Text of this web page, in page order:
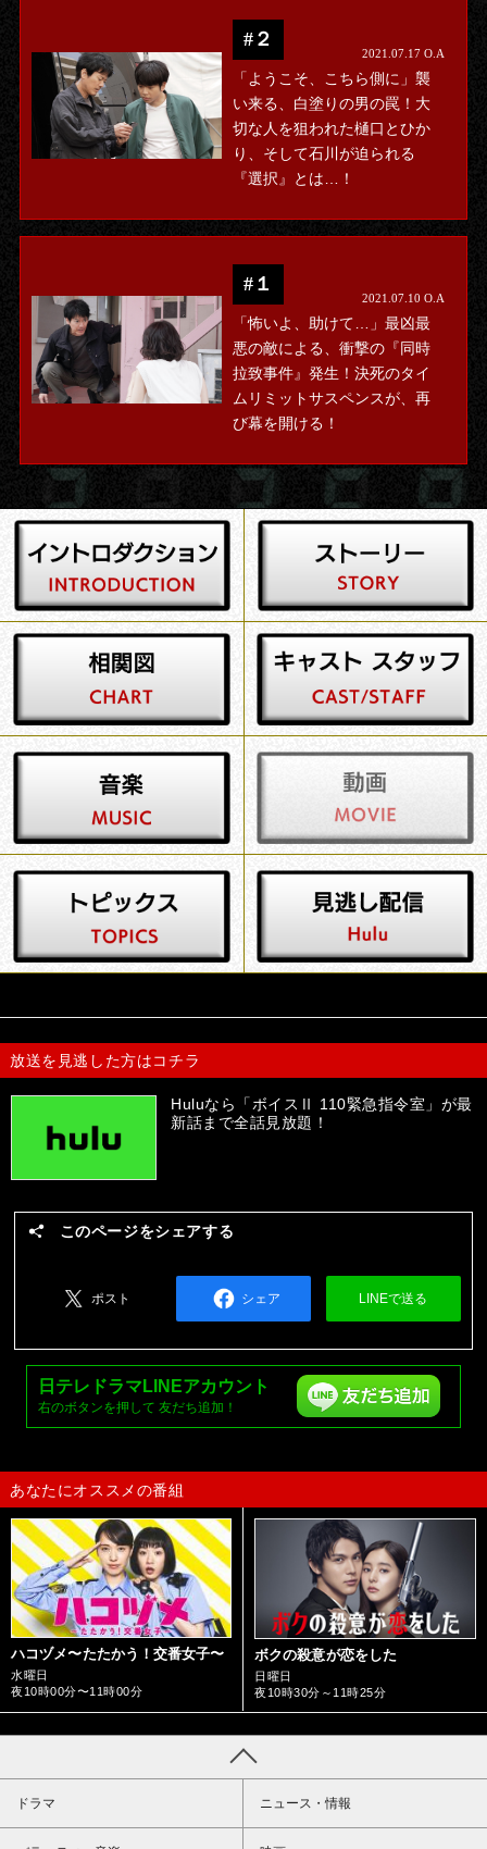
#２
2021.07.17 O.A
「ようこそ、こちら側に」襲
い来る、白塗りの男の罠！大
切な人を狙われた樋口とひか
り、そして石川が迫られる
『選択』とは…！
#１
2021.07.10 O.A
「怖いよ、助けて…」最凶最
悪の敵による、衝撃の『同時
拉致事件』発生！決死のタイ
ムリミットサスペンスが、再
び幕を開ける！
放送を見逃した方はコチラ
Huluなら「ボイスⅡ 110緊急指令室」が最
新話まで全話見放題！
このページをシェアする
ポスト シェア LINEで送る
日テレドラマ LINEアカウント
右のボタンを押して 友だち追加！
あなたにオススメの番組
ハコヅメ〜たたかう！交番女子〜
水曜日
夜10時00分〜11時00分
ボクの殺意が恋をした
日曜日
夜10時30分～11時25分
ドラマ ニュース・情報